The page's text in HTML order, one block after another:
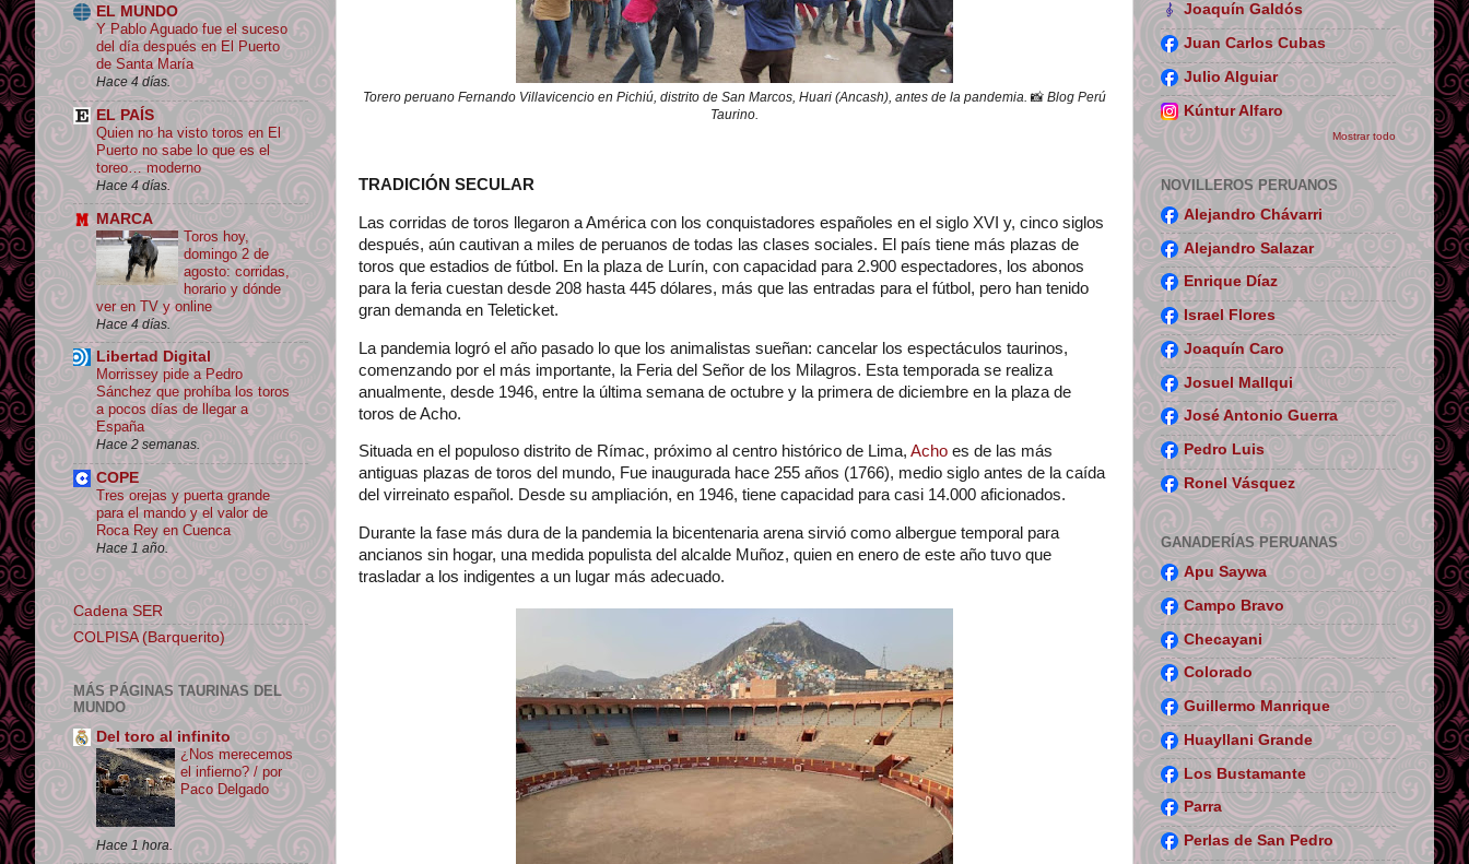
Torero peruano Fernando Villavicencio en Pichiú, distrito de San Marcos, Huari (Ancash), antes de la pandemia. 📸 Blog Perú
Taurino.
TRADICIÓN SECULAR
Las corridas de toros llegaron a América con los conquistadores españoles en el siglo XVI y, cinco siglos
después, aún cautivan a miles de peruanos de todas las clases sociales. El país tiene más plazas de
toros que estadios de fútbol. En la plaza de Lurín, con capacidad para 2.900 espectadores, los abonos
para la feria cuestan desde 208 hasta 445 dólares, más que las entradas para el fútbol, pero han tenido
gran demanda en Teleticket.
La pandemia logró el año pasado lo que los animalistas sueñan: cancelar los espectáculos taurinos,
comenzando por el más importante, la Feria del Señor de los Milagros. Esta temporada se realiza
anualmente, desde 1946, entre la última semana de octubre y la primera de diciembre en la plaza de
toros de Acho.
Situada en el populoso distrito de Rímac, próximo al centro histórico de Lima, Acho es de las más
antiguas plazas de toros del mundo, Fue inaugurada hace 255 años (1766), medio siglo antes de la caída
del virreinato español. Desde su ampliación, en 1946, tiene capacidad para casi 14.000 aficionados.
Durante la fase más dura de la pandemia la bicentenaria arena sirvió como albergue temporal para
ancianos sin hogar, una medida populista del alcalde Muñoz, quien en enero de este año tuvo que
trasladar a los indigentes a un lugar más adecuado.
EL MUNDO
Y Pablo Aguado fue el suceso
del día después en El Puerto
de Santa María
Hace 4 días.
EL PAÍS
Quien no ha visto toros en El
Puerto no sabe lo que es el
toreo… moderno
Hace 4 días.
MARCA
Toros hoy,
domingo 2 de
agosto: corridas,
horario y dónde
ver en TV y online
Hace 4 días.
Libertad Digital
Morrissey pide a Pedro
Sánchez que prohíba los toros
a pocos días de llegar a
España
Hace 2 semanas.
COPE
Tres orejas y puerta grande
para el mando y el valor de
Roca Rey en Cuenca
Hace 1 año.
Cadena SER
COLPISA (Barquerito)
MÁS PÁGINAS TAURINAS DEL
MUNDO
Del toro al infinito
¿Nos merecemos
el infierno? / por
Paco Delgado
Hace 1 hora.
Joaquín Galdós
Juan Carlos Cubas
Julio Alguiar
Kúntur Alfaro
Mostrar todo
NOVILLEROS PERUANOS
Alejandro Chávarri
Alejandro Salazar
Enrique Díaz
Israel Flores
Joaquín Caro
Josuel Mallqui
José Antonio Guerra
Pedro Luis
Ronel Vásquez
GANADERÍAS PERUANAS
Apu Saywa
Campo Bravo
Checayani
Colorado
Guillermo Manrique
Huayllani Grande
Los Bustamante
Parra
Perlas de San Pedro